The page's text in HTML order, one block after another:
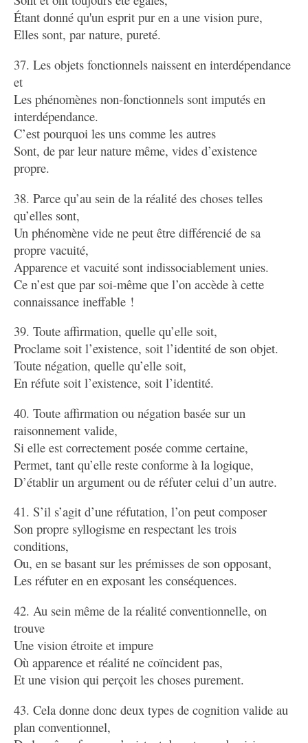
Étant donné qu'un esprit pur en a une vision pure,
Elles sont, par nature, pureté.
37. Les objets fonctionnels naissent en interdépendance
et
Les phénomènes non-fonctionnels sont imputés en
interdépendance.
C’est pourquoi les uns comme les autres
Sont, de par leur nature même, vides d’existence
propre.
38. Parce qu’au sein de la réalité des choses telles
qu’elles sont,
Un phénomène vide ne peut être différencié de sa
propre vacuité,
Apparence et vacuité sont indissociablement unies.
Ce n’est que par soi-même que l’on accède à cette
connaissance ineffable !
39. Toute affirmation, quelle qu’elle soit,
Proclame soit l’existence, soit l’identité de son objet.
Toute négation, quelle qu’elle soit,
En réfute soit l’existence, soit l’identité.
40. Toute affirmation ou négation basée sur un
raisonnement valide,
Si elle est correctement posée comme certaine,
Permet, tant qu’elle reste conforme à la logique,
D’établir un argument ou de réfuter celui d’un autre.
41. S’il s’agit d’une réfutation, l’on peut composer
Son propre syllogisme en respectant les trois
conditions,
Ou, en se basant sur les prémisses de son opposant,
Les réfuter en en exposant les conséquences.
42. Au sein même de la réalité conventionnelle, on
trouve
Une vision étroite et impure
Où apparence et réalité ne coïncident pas,
Et une vision qui perçoit les choses purement.
43. Cela donne donc deux types de cognition valide au
plan conventionnel,